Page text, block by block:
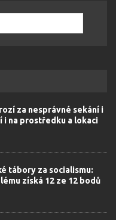
za nesprávné sekání i
i na prostředku a lokaci
tábory za socialismu:
získá 12 ze 12 bodů